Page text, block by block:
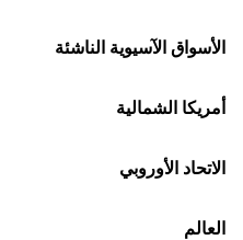
الأسواق الآسيوية الناشئة
أمريكا الشمالية
الاتحاد الأوروبي
العالم